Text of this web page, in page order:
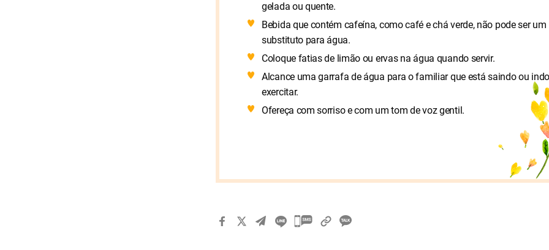
gelada ou quente.
Bebida que contém cafeína, como café e chá verde, não pode ser um
substituto para água.
Coloque fatias de limão ou ervas na água quando servir.
Alcance uma garrafa de água para o familiar que está saindo ou
exercitar.
Ofereça com sorriso e com um tom de voz gentil.
카